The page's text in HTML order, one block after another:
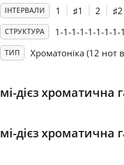
한국어
ІНТЕРВАЛИ 1 ♯1 2 ♯2
СТРУКТУРА 1-1-1-1-1-1-1-1-
ТИП Хроматоніка (12 нот
мі-дієз хроматична
мі-дієз хроматична